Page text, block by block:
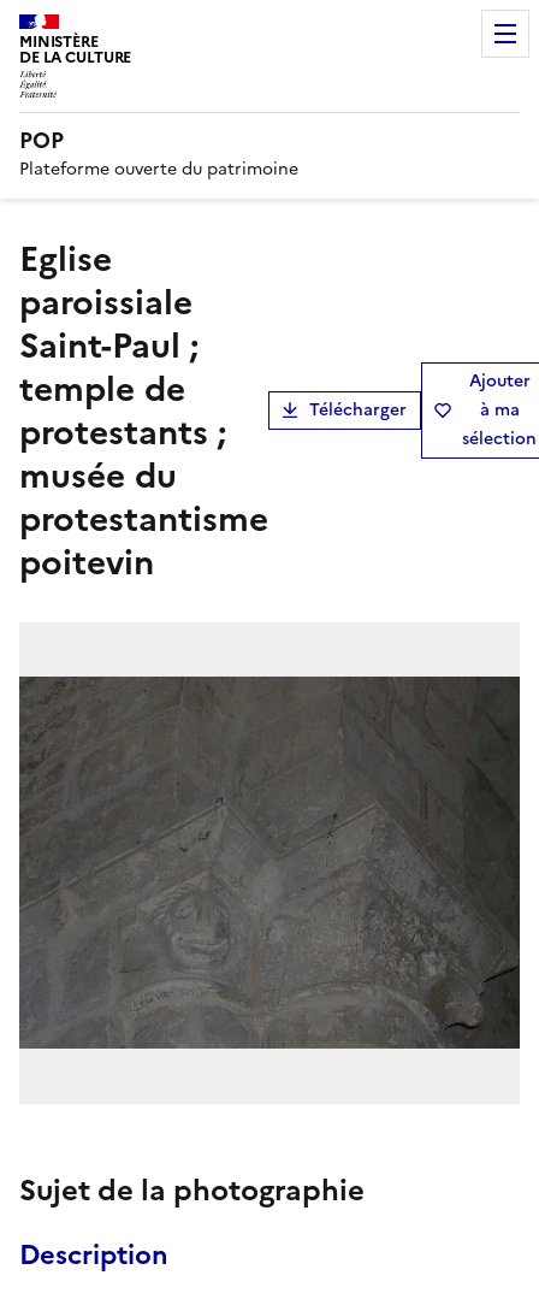
MINISTÈRE
DE LA CULTURE
POP
Plateforme ouverte du patrimoine
Eglise
paroissiale
Saint-Paul ;
temple de
protestants ;
musée du
protestantisme
poitevin
Télécharger
Ajouter
à ma
sélection
Sujet de la photographie
Description